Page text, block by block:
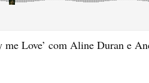
me Love’ com Aline Duran e